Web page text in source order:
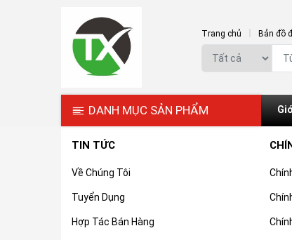
Trang chủ Bản đồ
DANH MỤC SẢN PHẨM
TIN TỨC
Về Chúng Tôi
Tuyển Dụng
Hợp Tác Bán Hàng